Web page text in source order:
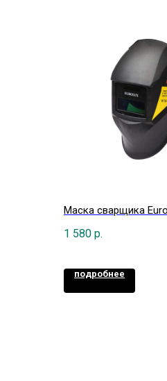
Маска сварщика
1 580 р.
подробнее